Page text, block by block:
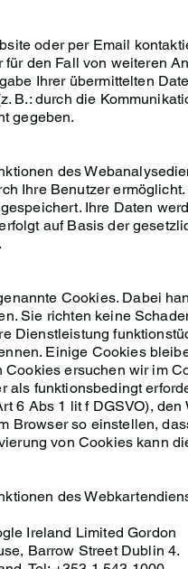
oder per Email
den Fall von weiteren
Ihrer übermittelten
B.: durch die
gegeben.
des
Ihre Benutzer
Ihre Daten
auf Basis der
Cookies. Dabei
Sie richten keine
Dienstleistung
Einige Cookies
ersuchen wir im
als funktionsbedingt
6 Abs 1 lit f DGSVO),
Browser so einstellen,
von Cookies kann
des
Gordon
Dublin 4.